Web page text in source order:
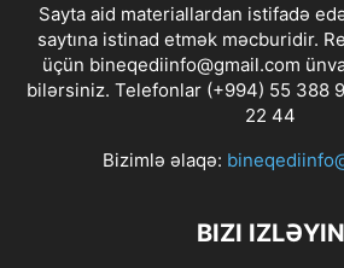
Sayta aid materiallardan istifadə
saytına istinad etmək məcburidir.
üçün bineqediinfo@gmail.com
bilərsiniz. Telefonlar (+994) 55 388
22 44
Bizimlə əlaqə:
BIZI IZLƏYIN